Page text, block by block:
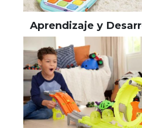
Aprendizaje y